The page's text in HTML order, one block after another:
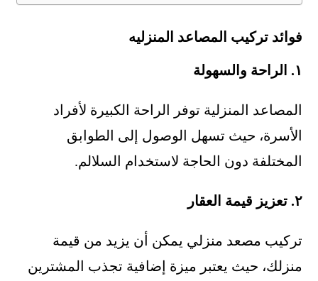
فوائد تركيب المصاعد المنزليه
١. الراحة والسهولة
المصاعد المنزلية توفر الراحة الكبيرة لأفراد
الأسرة، حيث تسهل الوصول إلى الطوابق
المختلفة دون الحاجة لاستخدام السلالم.
٢. تعزيز قيمة العقار
تركيب مصعد منزلي يمكن أن يزيد من قيمة
منزلك، حيث يعتبر ميزة إضافية تجذب المشترين